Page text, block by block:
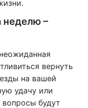
неделю –
вернуть
на вашей
удачу или
будут